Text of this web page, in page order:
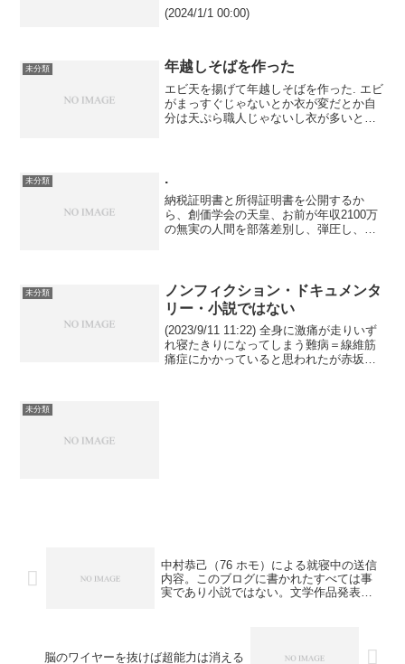
(2024/1/1 00:00)
未分類 年越しそばを作った
エビ天を揚げて年越しそばを作った. エビ
がまっすぐじゃないとか衣が変だとか自
分は天ぷら職人じゃないし衣が多いと体
未分類 .
納税証明書と所得証明書を公開するか
ら、創価学会の天皇、お前が年収2100万
の無実の人間を部落差別し、弾圧し、脳
も絶対にチップを外そう...
未分類
ノンフィクション・ドキュメンタ
リー・小説ではない
(2023/9/11 11:22) 全身に激痛が走りいず
れ寝たきりになってしまう難病＝線維筋
痛症にかかっていると思われたが赤坂の
未分類
中村恭己（76 ホモ）による就寝中の送信
内容。このブログに書かれたすべては事
実であり小説ではない。文学作品発表の
ったり、外部から思考を操作できること
脳のワイヤーを抜けば超能力は消える